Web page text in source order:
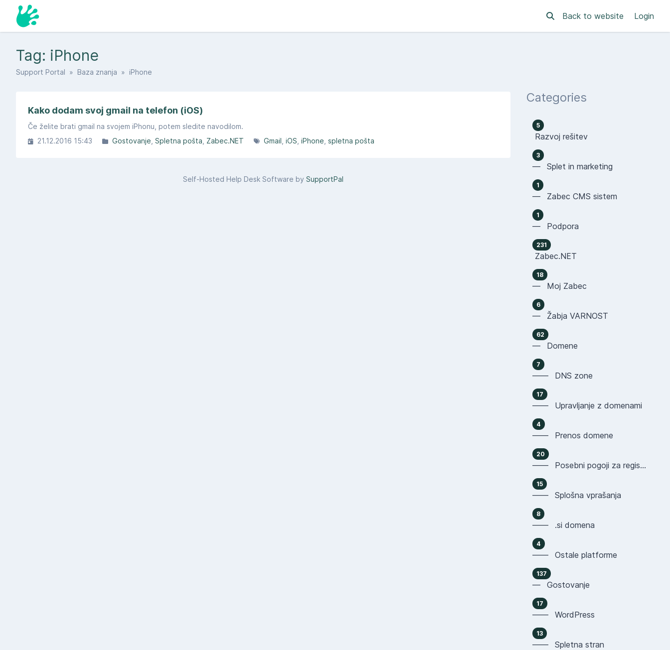
Back to website Login
Tag: iPhone
Support Portal » Baza znanja » iPhone
Kako dodam svoj gmail na telefon (iOS)
Če želite brati gmail na svojem iPhonu, potem sledite navodilom.
21.12.2016 15:43
Gostovanje Spletna pošta Zabec.NET Gmail iOS iPhone spletna pošta
Self-Hosted Help Desk Software by SupportPal
Categories
5
Razvoj rešitev
3
— Splet in marketing
1
— Zabec CMS sistem
1
— Podpora
231
Zabec.NET
18
— Moj Zabec
6
— Žabja VARNOST
62
— Domene
7
—— DNS zone
17
—— Upravljanje z domenami
4
—— Prenos domene
20
—— Posebni pogoji za registracijo domen
15
—— Splošna vprašanja
8
—— .si domena
4
—— Ostale platforme
137
— Gostovanje
17
—— WordPress
13
—— Spletna stran